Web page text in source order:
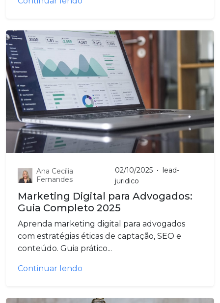
Ana Cecília
Fernandes
02/10/2025 • lead-
juridico
Marketing Digital para Advogados:
Guia Completo 2025
Aprenda marketing digital para advogados
com estratégias éticas de captação, SEO e
conteúdo. Guia prático...
Continuar lendo